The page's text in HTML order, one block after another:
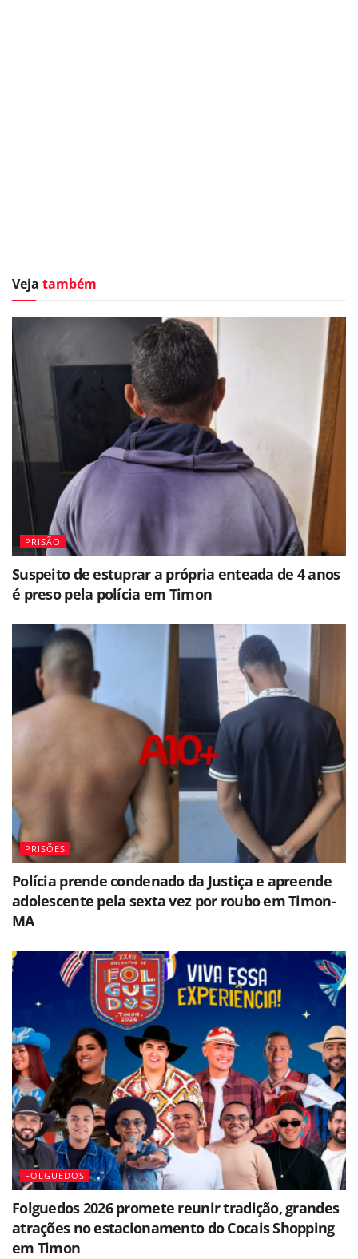
Veja também
PRISÃO
Suspeito de estuprar a própria enteada de 4 anos
é preso pela polícia em Timon
PRISÕES
Polícia prende condenado da Justiça e apreende
adolescente pela sexta vez por roubo em Timon-
MA
FOLGUEDOS
Folguedos 2026 promete reunir tradição, grandes
atrações no estacionamento do Cocais Shopping
em Timon